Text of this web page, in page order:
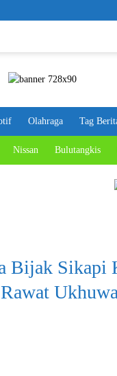
Olahraga Tag
Nissan Bulutangkis
Sikapi